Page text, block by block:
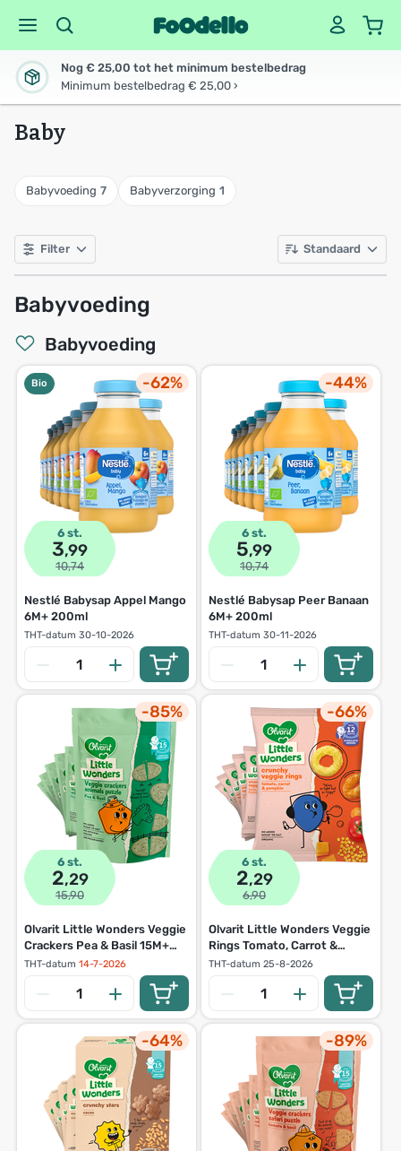
Nog € 25,00 tot het minimum bestelbedrag
Minimum bestelbedrag € 25,00 ›
Baby
Babyvoeding 7 Babyverzorging 1
Filter Standaard
Babyvoeding
Babyvoeding
Bio -62%
6 st.
3,99
10,74
Nestlé Babysap Appel Mango
6M+ 200ml
THT-datum 30-10-2026
-44%
6 st.
5,99
10,74
Nestlé Babysap Peer Banaan
6M+ 200ml
THT-datum 30-11-2026
-85%
6 st.
2,29
15,90
Olvarit Little Wonders Veggie
Crackers Pea & Basil 15M+
105g
THT-datum 14-7-2026
-66%
6 st.
2,29
6,90
Olvarit Little Wonders Veggie
Rings Tomato, Carrot &
Pumpkin 12M+ 15g
THT-datum 25-8-2026
-64% -89%